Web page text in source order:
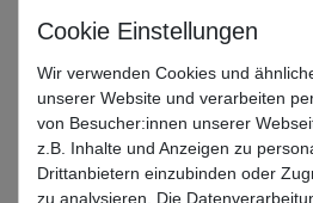
9,23 EUR
* inkl. ges. MwSt. zzgl. Versandkosten
Lieferzeit 1-3 Tage (Deutschland); 3-7
Informationen zur Berechnung des
Mehr als 5 Stück verfügbar
Wir verwenden Cookies und
unserer Website und verarbeiten
von Besucher:innen unserer
z.B. Inhalte und Anzeigen zu
Drittanbietern einzubinden oder
zu analysieren. Die